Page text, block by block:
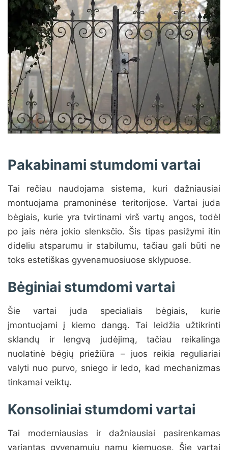
Pakabinami stumdomi vartai
Tai rečiau naudojama sistema, kuri dažniausiai
montuojama pramoninėse teritorijose. Vartai juda
bėgiais, kurie yra tvirtinami virš vartų angos, todėl
po jais nėra jokio slenksčio. Šis tipas pasižymi itin
dideliu atsparumu ir stabilumu, tačiau gali būti ne
toks estetiškas gyvenamuosiuose sklypuose.
Bėginiai stumdomi vartai
Šie vartai juda specialiais bėgiais, kurie
įmontuojami į kiemo dangą. Tai leidžia užtikrinti
sklandų ir lengvą judėjimą, tačiau reikalinga
nuolatinė bėgių priežiūra – juos reikia reguliariai
valyti nuo purvo, sniego ir ledo, kad mechanizmas
tinkamai veiktų.
Konsoliniai stumdomi vartai
Tai moderniausias ir dažniausiai pasirenkamas
variantas gyvenamųjų namų kiemuose. Šie vartai